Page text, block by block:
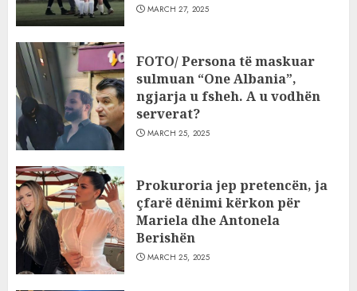
MARCH 27, 2025
FOTO/ Persona të maskuar
sulmuan “One Albania”,
ngjarja u fsheh. A u vodhën
serverat?
MARCH 25, 2025
Prokuroria jep pretencën, ja
çfarë dënimi kërkon për
Mariela dhe Antonela
Berishën
MARCH 25, 2025